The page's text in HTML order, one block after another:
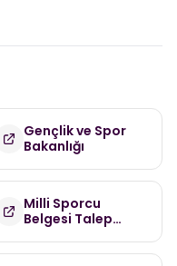
Gençlik ve Spor
Bakanlığı
Milli Sporcu
Belgesi Talep